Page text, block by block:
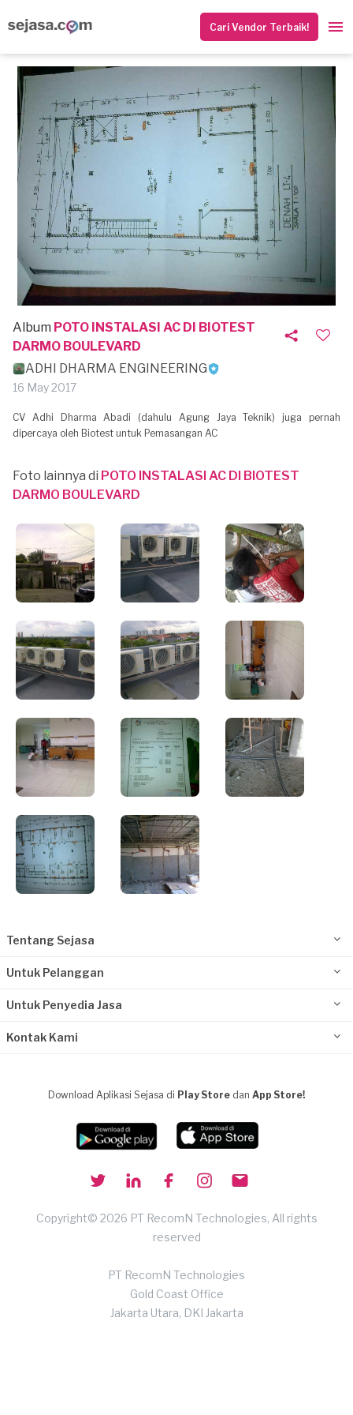
Cari Vendor Terbaik!
Album POTO INSTALASI AC DI BIOTEST
DARMO BOULEVARD
ADHI DHARMA ENGINEERING
16 May 2017
CV Adhi Dharma Abadi (dahulu Agung Jaya Teknik) juga pernah
dipercaya oleh Biotest untuk Pemasangan AC
Foto lainnya di POTO INSTALASI AC DI BIOTEST
DARMO BOULEVARD
Tentang Sejasa
Untuk Pelanggan
Untuk Penyedia Jasa
Kontak Kami
Download Aplikasi Sejasa di Play Store dan App Store!
Copyright© 2026 PT RecomN Technologies, All rights
reserved
PT RecomN Technologies
Gold Coast Office
Jakarta Utara, DKI Jakarta